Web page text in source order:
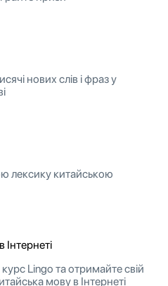
нових слів і фраз у
лексику китайською
Інтернеті
курс Lingo та отримайте свій
мову в Інтернеті